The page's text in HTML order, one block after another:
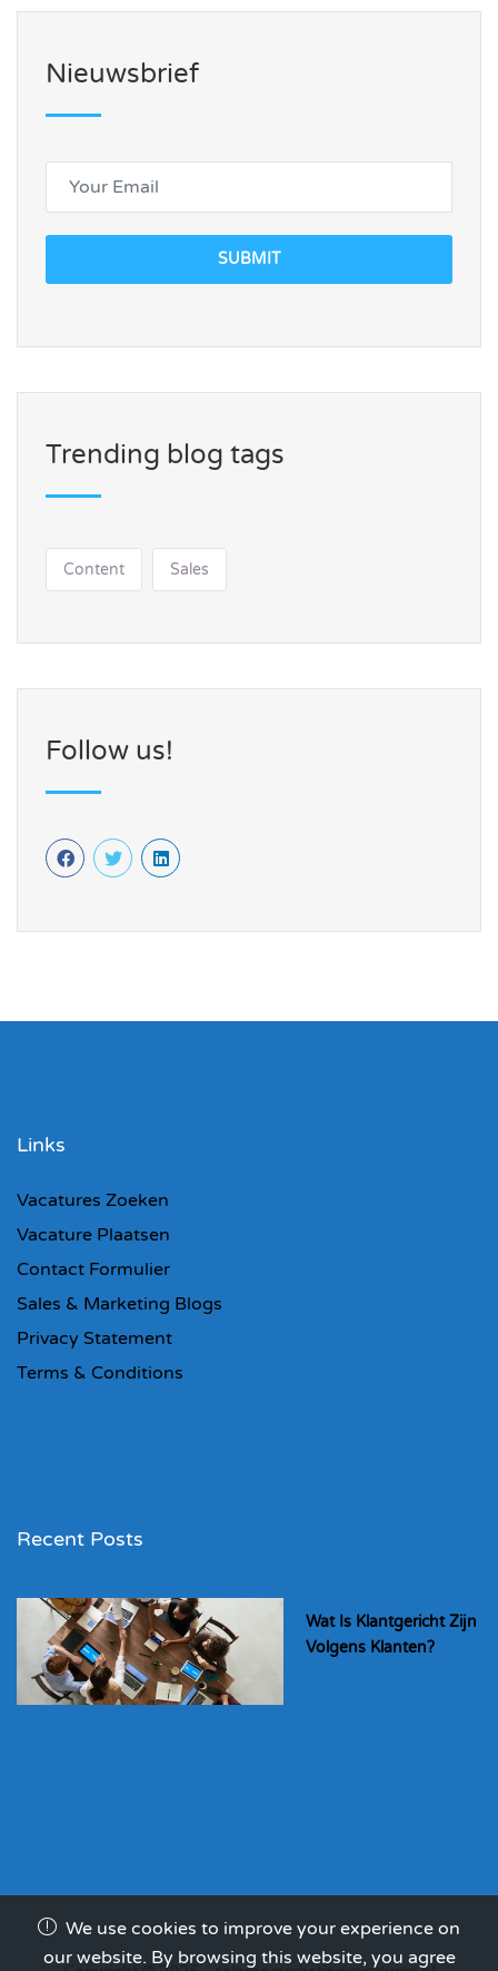
Nieuwsbrief
SUBMIT
Trending blog tags
Content Sales
Follow us!
Links
Vacatures Zoeken
Vacature Plaatsen
Contact Formulier
Sales & Marketing Blogs
Privacy Statement
Terms & Conditions
Recent Posts
Wat Is Klantgericht Zijn
Volgens Klanten?
We use cookies to improve your experience on
our website. By browsing this website, you agree